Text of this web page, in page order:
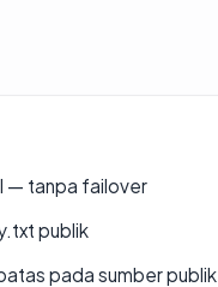
— tanpa failover
publik
pada sumber publik